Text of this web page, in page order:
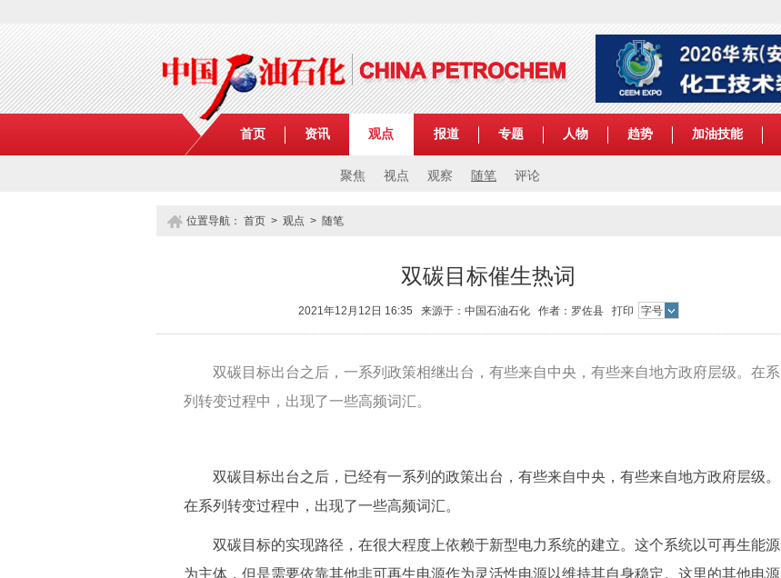
首页 资讯 观点
聚焦 视点 观察 随笔 评论
报道 专题 人物 趋势 加油技能
位置导航： 首页 > 观点 > 随笔
双碳目标催生热词
2021年12月12日 16:35 来源于：中国石油石化 作者：罗佐县 打印 字号
双碳目标出台之后，一系列政策相继出台，有些来自中央，有些来自地方政府层级。在系
列转变过程中，出现了一些高频词汇。
双碳目标出台之后，已经有一系列的政策出台，有些来自中央，有些来自地方政府层级。
在系列转变过程中，出现了一些高频词汇。
双碳目标的实现路径，在很大程度上依赖于新型电力系统的建立。这个系统以可再生能源
为主体，但是需要依靠其他非可再生电源作为灵活性电源以维持其自身稳定。这里的其他电源